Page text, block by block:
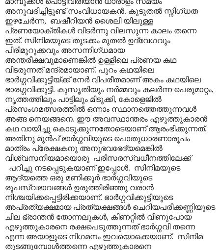
അനുവദിച്ചിട്ടുണ്ട് സംവിധായകൻ. കൂടുതൽ സ്നിഗ്ധത
ഇഴചേർന്ന, ബഷീറിയൻ ശൈലി യിലുള്ള
പ്രണയോക്തികൾ വിടർന്നു വിലസുന്ന കാലം തന്നെ
ഇത്. സിനിമയുടെ തുടക്കം മുതൽ ഉദ്വേഗവും
പിരിമുറുക്കവും അസന്നിഗ്ധമായ
അന്തരീക്ഷവുമാണെങ്കിൽ ഉള്ളിലെ പ്രണയ കഥ
വിടരുന്നത് മന്ദ്രമായാണ്. പുറം കഥയിലെ
ഭാർഗ്ഗവിക്കുട്ടിയ്ക്ക് നേർ വിപരീതമാണ് അകം കഥയിലെ
ഭാരഗ്ഗവിക്കുട്ടി. കുസൃതിയും നർമ്മവും കലർന്ന പെരുമാറ്റം,
നൃത്തത്തിലും പാട്ടിലും മിടുക്കി, കോളെജിൽ
പ്രസംഗമത്സരത്തിൽ ഒന്നാം സ്ഥാനത്തെത്തുന്നവൾ
അങ്ങ നെയങ്ങനെ. ഈ അവസ്ഥാന്തരം എഴുത്തുകാരൻ
കഥ വായിച്ചു കൊടുക്കുന്നതോടെയാണ് ആരംഭിക്കുന്നത്.
അതിനു മുൻപ് ഭാർഗ്ഗവിയുടെ പൊതുധാരണാരൂപം
മാത്രം പ്രേക്ഷകനു അനുഭവഭേദ്യമെങ്കിൽ
വിശ്വസനീയമായൊരു പരിസരസ്വധീനത്തിലേക്ക്
പറിച്ചു നടപ്പെടുകയാണ് ഇപ്പോൾ. സിനിമയുടെ
ആദ്യത്തെ ഒരു മണിക്കൂർ ഭാർഗ്ഗവിയുടെ
രൂപസ്വഭാവങ്ങൾ ഉരുത്തിരിഞ്ഞു വരാൻ
നിശ്ചയിക്കപ്പെട്ടിരിക്കയാണ്. ഭാർഗ്ഗവിക്കുട്ടിയുടെ
അപ്രത്യക്ഷമായ പ്രത്യക്ഷങ്ങൾ ചെറിയപരീക്കണ്ണിയുടെ
ചില ഭ്രാന്തൻ തോന്നലുകൾ, കിണറ്റിൽ വീണുപോയ
എഴുത്തുകാരനെ രക്ഷപെടുത്തുന്നത് ഭാർഗ്ഗവി തന്നെ
എന്ന അയാളുടെ നിഗമനം ഇവയൊക്കെയാണ്. സിനിമ
തുടങ്ങുമ്പോൾത്തന്നെ എഴുത്തുകാരനെ